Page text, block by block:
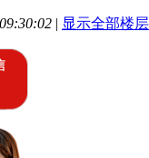
| 显示全部楼层